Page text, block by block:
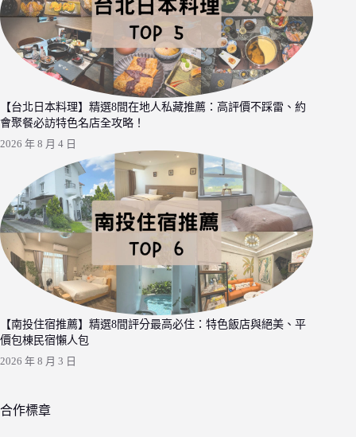
【台北日本料理】精選8間在地人私藏推薦：高評價不踩雷、約
會聚餐必訪特色名店全攻略！
2026 年 8 月 4 日
【南投住宿推薦】精選8間評分最高必住：特色飯店與絕美、平
價包棟民宿懶人包
2026 年 8 月 3 日
合作標章